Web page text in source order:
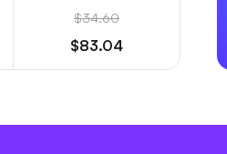
$34.60
$83.04